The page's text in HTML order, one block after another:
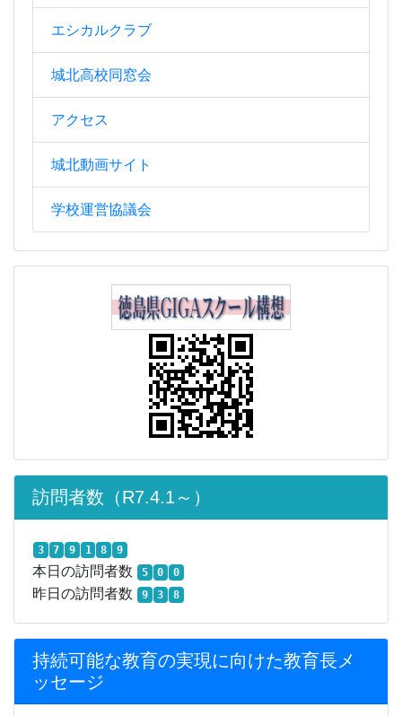
エシカルクラブ
城北高校同窓会
アクセス
城北動画サイト
学校運営協議会
訪問者数（R7.4.1～）
3 7 9 1 8 9
本日の訪問者数 5 0 0
昨日の訪問者数 9 3 8
持続可能な教育の実現に向けた教育長メ
ッセージ